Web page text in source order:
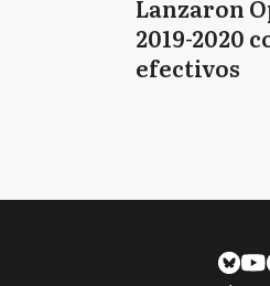
Lanzaron
2019-2020
efectivos